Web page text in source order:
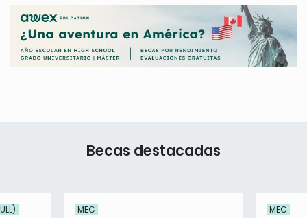
Becas destacadas
MEC MEC